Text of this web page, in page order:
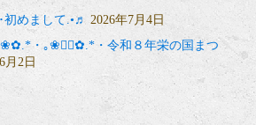
初めまして.•♬ 2026年7月4日
❀✿.*・｡❀❁⃘✿.*・令和８年栄の国まつ
月2日